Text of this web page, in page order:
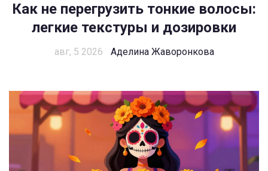
Как не перегрузить тонкие волосы:
легкие текстуры и дозировки
авг, 5 2026 Аделина Жаворонкова